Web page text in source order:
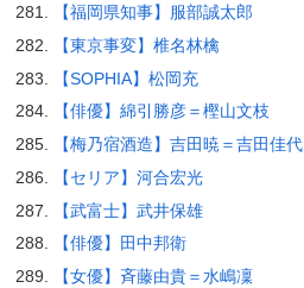
【福岡県知事】服部誠太郎
【東京事変】椎名林檎
【SOPHIA】松岡充
【俳優】綿引勝彦＝樫山文枝
【梅乃宿酒造】吉田暁＝吉田佳代
【セリア】河合宏光
【武富士】武井保雄
【俳優】田中邦衛
【女優】斉藤由貴＝水嶋凜